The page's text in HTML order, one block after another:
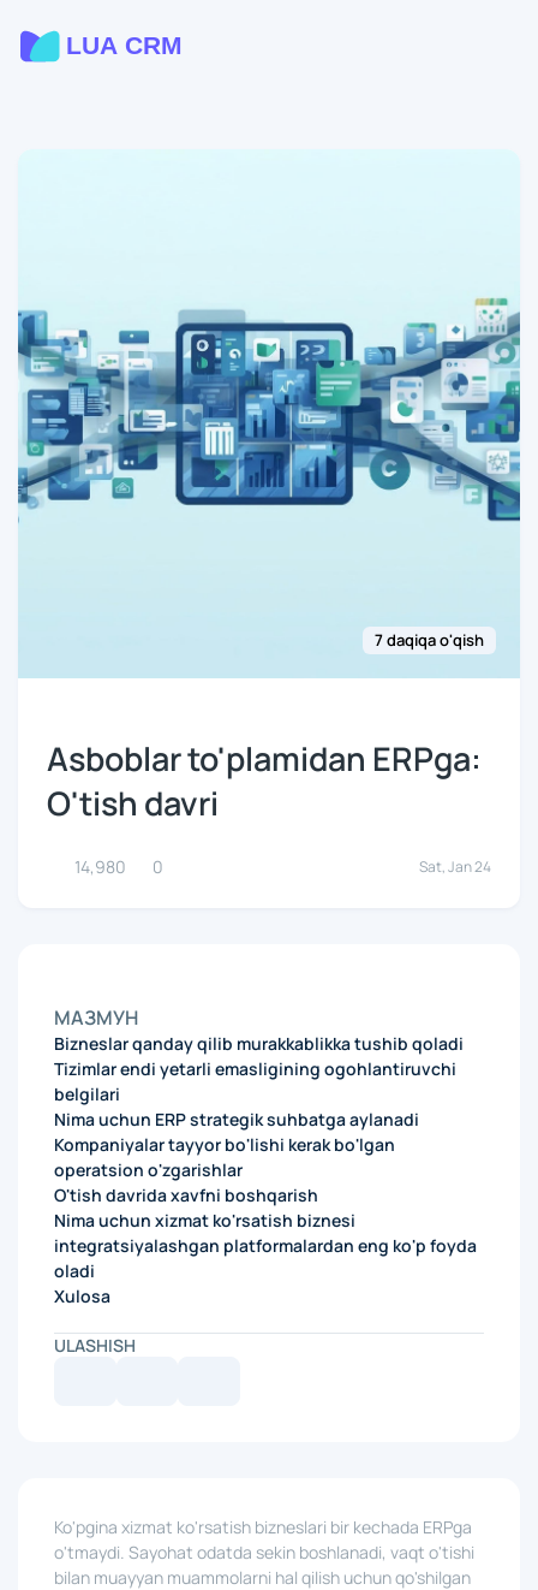
7 daqiqa o'qish
Asboblar to'plamidan ERPga:
O'tish davri
14,980 0 Sat, Jan 24
МАЗМУН
Bizneslar qanday qilib murakkablikka tushib qoladi
Tizimlar endi yetarli emasligining ogohlantiruvchi
belgilari
Nima uchun ERP strategik suhbatga aylanadi
Kompaniyalar tayyor bo'lishi kerak bo'lgan
operatsion o'zgarishlar
O'tish davrida xavfni boshqarish
Nima uchun xizmat ko'rsatish biznesi
integratsiyalashgan platformalardan eng ko'p foyda
oladi
Xulosa
ULASHISH
Ko'pgina xizmat ko'rsatish bizneslari bir kechada ERPga
o'tmaydi. Sayohat odatda sekin boshlanadi, vaqt o'tishi
bilan muayyan muammolarni hal qilish uchun qo'shilgan